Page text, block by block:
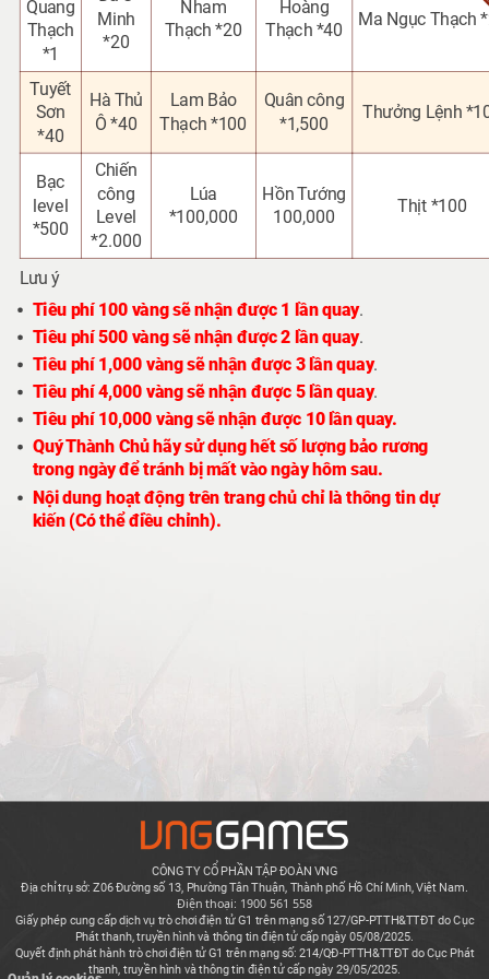
Quang
Thạch
*1
Minh
*20
Nham
Thạch *20
Hoàng
Thạch *40
Ma Ngục Thạch
Tuyết
Sơn
*40
Hà Thủ
Ô *40
Lam Bảo
Thạch *100
Quân công
*1,500
Thưởng Lệnh
Bạc
level
*500
Chiến
công
Level
*2.000
Lúa
*100,000
Hồn Tướng
100,000
Thịt *100
Lưu ý
Tiêu phí 100 vàng sẽ nhận được 1 lần quay.
Tiêu phí 500 vàng sẽ nhận được 2 lần quay.
Tiêu phí 1,000 vàng sẽ nhận được 3 lần quay.
Tiêu phí 4,000 vàng sẽ nhận được 5 lần quay.
Tiêu phí 10,000 vàng sẽ nhận được 10 lần quay.
Quý Thành Chủ hãy sử dụng hết số lượng bảo rương
trong ngày để tránh bị mất vào ngày hôm sau.
Nội dung hoạt động trên trang chủ chỉ là thông tin dự
kiến (Có thể điều chỉnh).
CÔNG TY CỔ PHẦN TẬP ĐOÀN VNG
Địa chỉ trụ sở: Z06 Đường số 13, Phường Tân Thuận, Thành phố Hồ Chí Minh, Việt Nam.
Điện thoại: 1900 561 558
Giấy phép cung cấp dịch vụ trò chơi điện tử G1 trên mạng số 127/GP-PTTH&TTĐT do Cục
Phát thanh, truyền hình và thông tin điện tử cấp ngày 05/08/2025.
Quyết định phát hành trò chơi điện tử G1 trên mạng số: 214/QĐ-PTTH&TTĐT do Cục Phát
thanh, truyền hình và thông tin điện tử cấp ngày 29/05/2025.